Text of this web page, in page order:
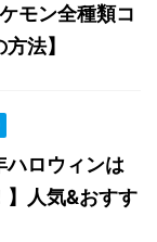
モン全種類コ
法】
ロウィンは
】人気&おすす